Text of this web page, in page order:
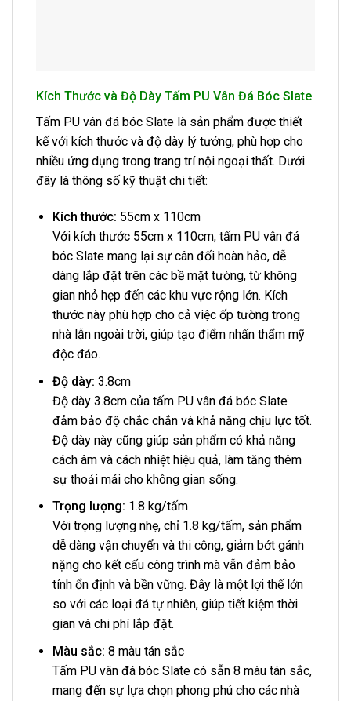
Kích Thước và Độ Dày Tấm PU Vân Đá Bóc Slate
Tấm PU vân đá bóc Slate là sản phẩm được thiết
kế với kích thước và độ dày lý tưởng, phù hợp cho
nhiều ứng dụng trong trang trí nội ngoại thất. Dưới
đây là thông số kỹ thuật chi tiết:
Kích thước: 55cm x 110cm
Với kích thước 55cm x 110cm, tấm PU vân đá
bóc Slate mang lại sự cân đối hoàn hảo, dễ
dàng lắp đặt trên các bề mặt tường, từ không
gian nhỏ hẹp đến các khu vực rộng lớn. Kích
thước này phù hợp cho cả việc ốp tường trong
nhà lẫn ngoài trời, giúp tạo điểm nhấn thẩm mỹ
độc đáo.
Độ dày: 3.8cm
Độ dày 3.8cm của tấm PU vân đá bóc Slate
đảm bảo độ chắc chắn và khả năng chịu lực tốt.
Độ dày này cũng giúp sản phẩm có khả năng
cách âm và cách nhiệt hiệu quả, làm tăng thêm
sự thoải mái cho không gian sống.
Trọng lượng: 1.8 kg/tấm
Với trọng lượng nhẹ, chỉ 1.8 kg/tấm, sản phẩm
dễ dàng vận chuyển và thi công, giảm bớt gánh
nặng cho kết cấu công trình mà vẫn đảm bảo
tính ổn định và bền vững. Đây là một lợi thế lớn
so với các loại đá tự nhiên, giúp tiết kiệm thời
gian và chi phí lắp đặt.
Màu sắc: 8 màu tán sắc
Tấm PU vân đá bóc Slate có sẵn 8 màu tán sắc,
mang đến sự lựa chọn phong phú cho các nhà